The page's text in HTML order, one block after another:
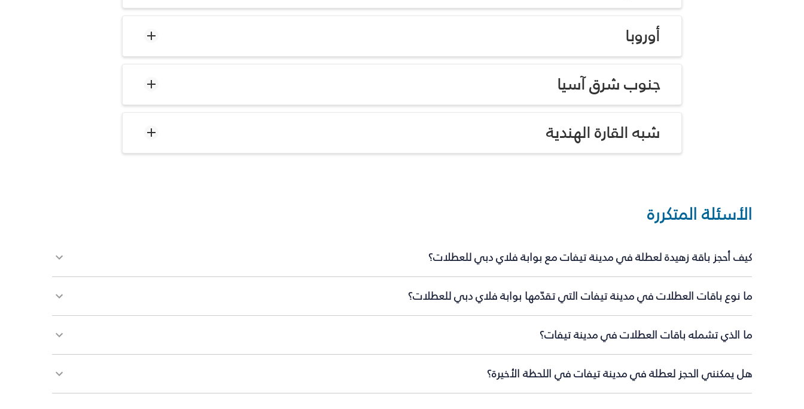
أوروبا
جنوب شرق آسيا
شبه القارة الهندية
الأسئلة المتكررة
كيف أحجز باقة زهيدة لعطلة في مدينة تيفات مع بوابة فلاي دبي للعطلات؟
ما نوع باقات العطلات في مدينة تيفات التي تقدّمها بوابة فلاي دبي للعطلات؟
ما الذي تشمله باقات العطلات في مدينة تيفات؟
هل يمكنني الحجز لعطلة في مدينة تيفات في اللحظة الأخيرة؟